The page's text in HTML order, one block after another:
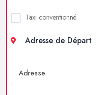
Taxi conventionné
Adresse de Départ